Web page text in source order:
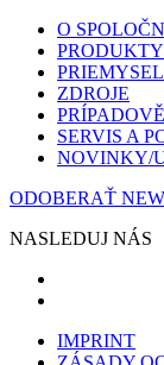
O
PRODUKTY
PRIEMYSEL
ZDROJE
SERVIS A
NOVINKY/
ODOBERAŤ
NASLEDUJ NÁS
IMPRINT